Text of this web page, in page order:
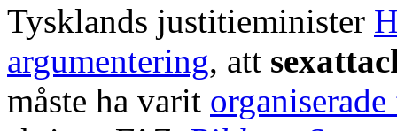
Tysklands justitieminister
argumentering, att
måste ha varit